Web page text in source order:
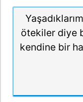
ötekiler diye
kendine bir